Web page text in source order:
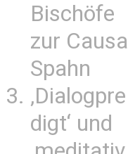
Bischöfe
zur Causa
Spahn
‚Dialogpre
digt‘ und